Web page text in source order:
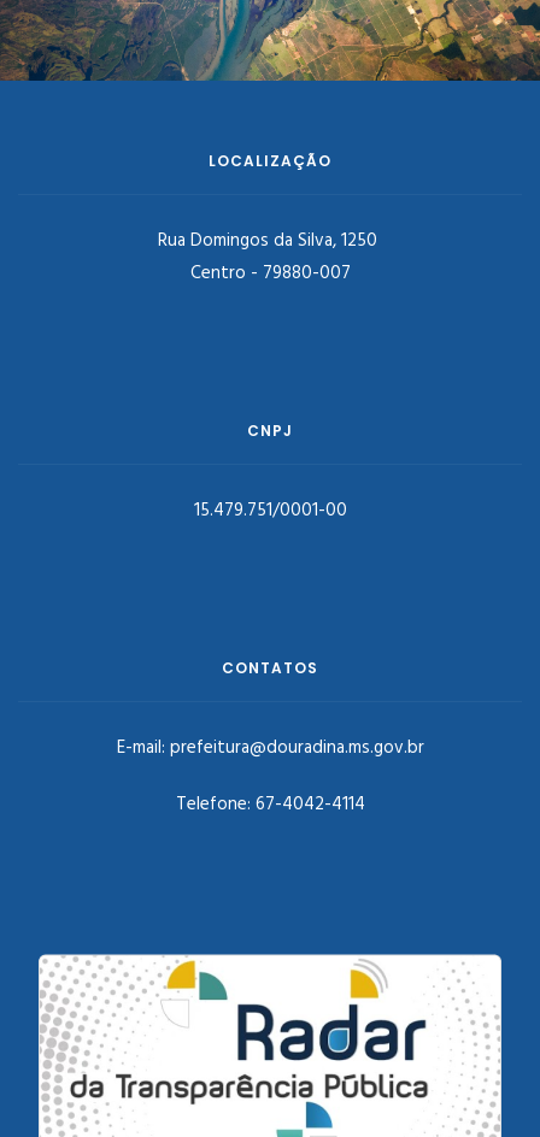
LOCALIZAÇÃO
Rua Domingos da Silva, 1250
Centro - 79880-007
CNPJ
15.479.751/0001-00
CONTATOS
E-mail: prefeitura@douradina.ms.gov.br
Telefone: 67-4042-4114